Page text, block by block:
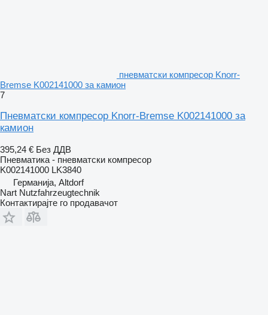
пневматски компресор Knorr-
Bremse K002141000 за камион
7
Пневматски компресор Knorr-Bremse K002141000 за
камион
395,24 € Без ДДВ
Пневматика - пневматски компресор
K002141000 LK3840
Германија, Altdorf
Nart Nutzfahrzeugtechnik
Контактирајте го продавачот